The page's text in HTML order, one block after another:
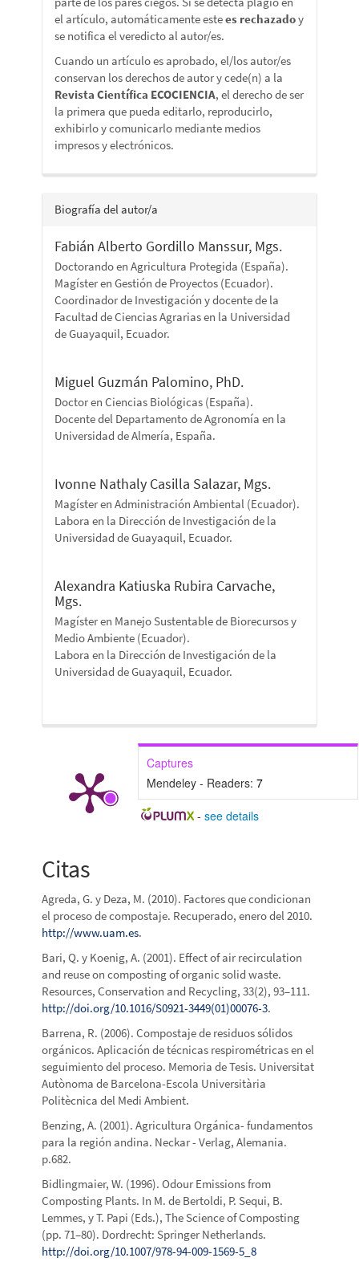
el artículo, automáticamente estees rechazadoy
se notifica el veredicto al autor/es.
Cuando un artículo es aprobado, el/los autor/es
conservan los derechos de autor y cede(n) a la
Revista Científica ECOCIENCIA, el derecho de ser
la primera que pueda editarlo, reproducirlo,
exhibirlo y comunicarlo mediante medios
impresos y electrónicos.
Biografía del autor/a
Fabián Alberto Gordillo Manssur, Mgs.
Doctorando en Agricultura Protegida (España).
Magíster en Gestión de Proyectos (Ecuador).
Coordinador de Investigación y docente de la
Facultad de Ciencias Agrarias en la Universidad
de Guayaquil, Ecuador.
Miguel Guzmán Palomino, PhD.
Doctor en Ciencias Biológicas (España).
Docente del Departamento de Agronomía en la
Universidad de Almería, España.
Ivonne Nathaly Casilla Salazar, Mgs.
Magíster en Administración Ambiental (Ecuador).
Labora en la Dirección de Investigación de la
Universidad de Guayaquil, Ecuador.
Alexandra Katiuska Rubira Carvache,
Mgs.
Magíster en Manejo Sustentable de Biorecursos y
Medio Ambiente (Ecuador).
Labora en la Dirección de Investigación de la
Universidad de Guayaquil, Ecuador.
Captures
Mendeley - Readers:7
-see details
Citas
Agreda, G. y Deza, M. (2010). Factores que condicionan
el proceso de compostaje. Recuperado, enero del 2010.
http://www.uam.es.
Bari, Q. y Koenig, A. (2001). Effect of air recirculation
and reuse on composting of organic solid waste.
Resources, Conservation and Recycling, 33(2), 93–111.
http://doi.org/10.1016/S0921-3449(01)00076-3.
Barrena, R. (2006). Compostaje de residuos sólidos
orgánicos. Aplicación de técnicas respirométricas en el
seguimiento del proceso. Memoria de Tesis. Universitat
Autònoma de Barcelona-Escola Universitària
Politècnica del Medi Ambient.
Benzing, A. (2001). Agricultura Orgánica- fundamentos
para la región andina. Neckar - Verlag, Alemania.
p.682.
Bidlingmaier, W. (1996). Odour Emissions from
Composting Plants. In M. de Bertoldi, P. Sequi, B.
Lemmes, y T. Papi (Eds.), The Science of Composting
(pp. 71–80). Dordrecht: Springer Netherlands.
http://doi.org/10.1007/978-94-009-1569-5_8